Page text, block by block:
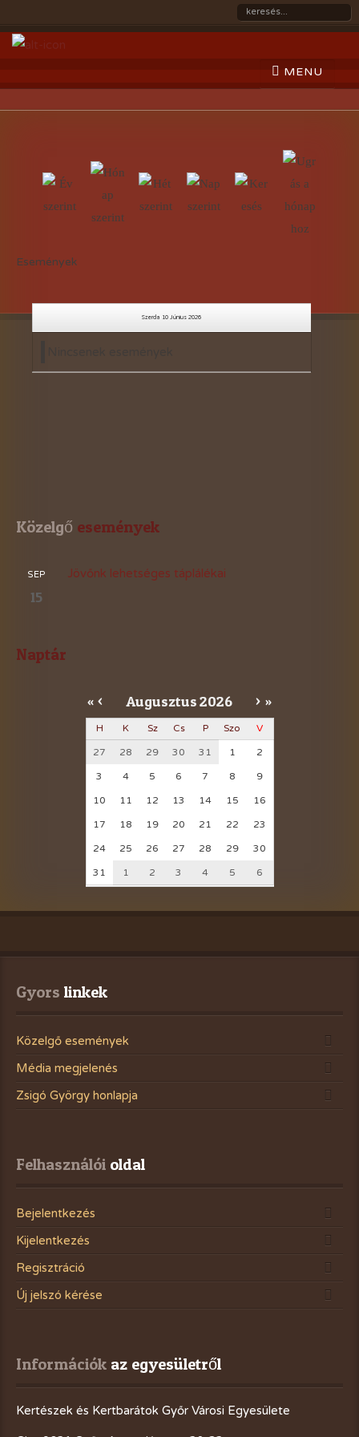
Események
Szerda 10 Június 2026
Közelgő események
SEP
15
Jövőnk lehetséges táplálékai
Naptár
« < Augusztus2026 > »
H K Sz Cs P Szo V
27 28 29 30 31 1 2
3 4 5 6 7 8 9
10 11 12 13 14 15 16
17 18 19 20 21 22 23
24 25 26 27 28 29 30
31 1 2 3 4 5 6
Gyors linkek
Közelgő események
Média megjelenés
Zsigó György honlapja
Felhasználói oldal
Bejelentkezés
Kijelentkezés
Regisztráció
Új jelszó kérése
Információk az egyesületről
Kertészek és Kertbarátok Győr Városi Egyesülete